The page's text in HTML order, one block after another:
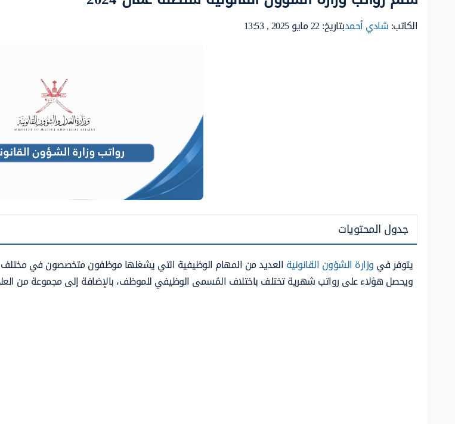
الكاتب:شادي أحمدبتاريخ: 22 مايو 2025 , 13:53
جدول المحتويات
يتوفر فيوزارة الشؤون القانونية العديد من المهام الوظيفية التي يشغلها موظفون متخصصون في مختلف
ويحصل هؤلاء على رواتب شهرية تختلف باختلاف المُسمى الوظيفي للموظف، بالإضافة إلى مجموعة من